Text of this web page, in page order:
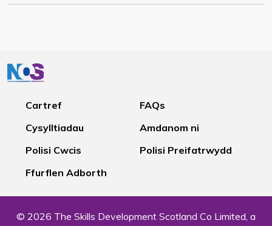
Cartref
FAQs
Cysylltiadau
Amdanom ni
Polisi Cwcis
Polisi Preifatrwydd
Ffurflen Adborth
© 2026 The Skills Development Scotland Co Limited, a